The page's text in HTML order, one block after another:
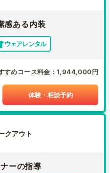
感ある内装
ウェアレンタル
すめコース料金 1,944,000円
体験・相談予約
クアウト
ーの指導